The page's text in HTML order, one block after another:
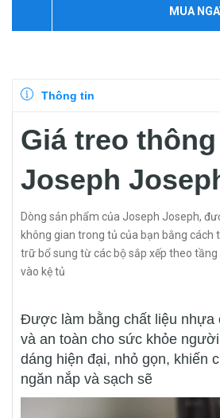
MUA
Thông tin
Giá treo
Joseph
Dòng sản phẩm của Joseph Joseph,
không gian trong tủ của bạn bằng cách
trữ bổ sung từ các bộ sắp xếp theo tầng
vào kệ tủ
Được làm bằng chất liệu nhựa
và an toàn cho sức khỏe
dáng hiện đại, nhỏ gọn, khiến
ngăn nắp và sạch sẽ